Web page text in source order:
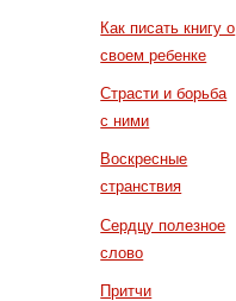
Как писать книгу о
своем ребенке
Страсти и борьба
с ними
Воскресные
странствия
Сердцу полезное
слово
Притчи